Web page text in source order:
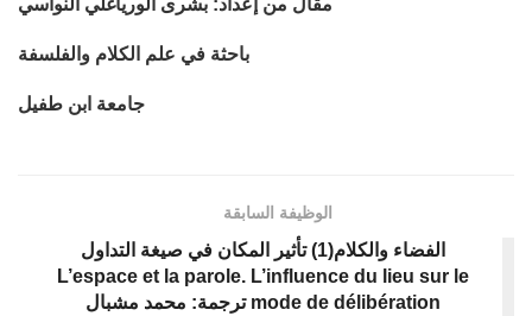
باحثة في علم الكلام والفلسفة
جامعة ابن طفيل
الوظيفة السابقة
الفضاء والكلام(1) تأثير المكان في صيغة التداول
L’espace et la parole. L’influence du lieu sur le
mode de délibération ترجمة: محمد مشبال